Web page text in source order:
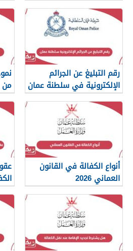
رقم التبليغ عن الجرائم
الإلكترونية في سلطنة عمان
2026
من
أنواع الكفالة في القانون
العماني 2026